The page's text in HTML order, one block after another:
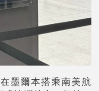
墨爾本搭乘南美航